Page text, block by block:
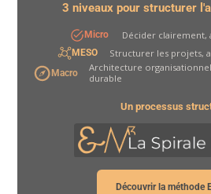
3 niveaux pour structurer
Micro Décider clairement,
MESO Structurer les projets,
Macro
Architecture
durable
Un processus
Découvrir la méthode